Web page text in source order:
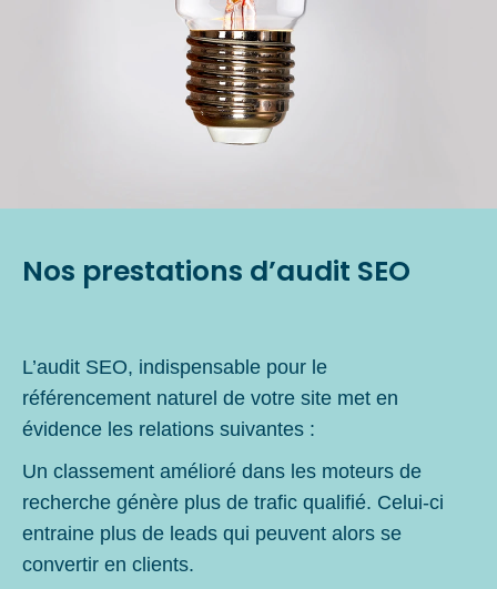
Nos prestations d’audit SEO
L’audit SEO, indispensable pour le
référencement naturel de votre site met en
évidence les relations suivantes :
Un classement amélioré dans les moteurs de
recherche génère plus de trafic qualifié. Celui-ci
entraine plus de leads qui peuvent alors se
convertir en clients.